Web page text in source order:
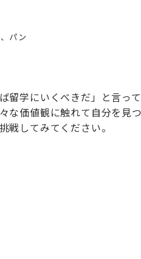
パン
学にいくべきだ」と言っ
価値観に触れて自分を見
してみてください。